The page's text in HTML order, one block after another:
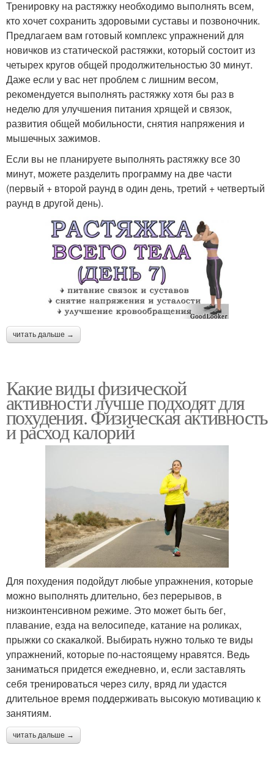
Тренировку на растяжку необходимо выполнять всем,
кто хочет сохранить здоровыми суставы и позвоночник.
Предлагаем вам готовый комплекс упражнений для
новичков из статической растяжки, который состоит из
четырех кругов общей продолжительностью 30 минут.
Даже если у вас нет проблем с лишним весом,
рекомендуется выполнять растяжку хотя бы раз в
неделю для улучшения питания хрящей и связок,
развития общей мобильности, снятия напряжения и
мышечных зажимов.
Если вы не планируете выполнять растяжку все 30
минут, можете разделить программу на две части
(первый + второй раунд в один день, третий + четвертый
раунд в другой день).
читать дальше →
Какие виды физической
активности лучше подходят для
похудения. Физическая активность
и расход калорий
Для похудения подойдут любые упражнения, которые
можно выполнять длительно, без перерывов, в
низкоинтенсивном режиме. Это может быть бег,
плавание, езда на велосипеде, катание на роликах,
прыжки со скакалкой. Выбирать нужно только те виды
упражнений, которые по-настоящему нравятся. Ведь
заниматься придется ежедневно, и, если заставлять
себя тренироваться через силу, вряд ли удастся
длительное время поддерживать высокую мотивацию к
занятиям.
читать дальше →